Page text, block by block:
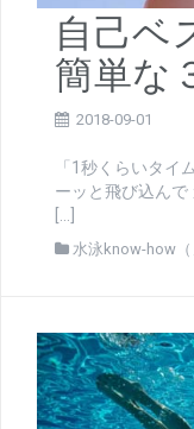
自己ベ
簡単な
2018-09-01
「1秒くらいタイ
ーッと飛び込んで
[…]
水泳know-how（